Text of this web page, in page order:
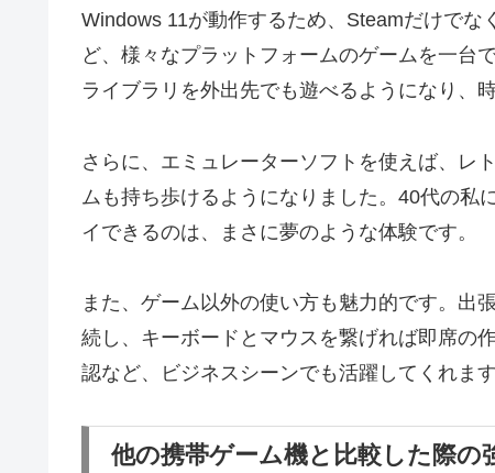
Windows 11が動作するため、Steamだけで
ど、様々なプラットフォームのゲームを一台
ライブラリを外出先でも遊べるようになり、
さらに、エミュレーターソフトを使えば、レ
ムも持ち歩けるようになりました。40代の私
イできるのは、まさに夢のような体験です。
また、ゲーム以外の使い方も魅力的です。出
続し、キーボードとマウスを繋げれば即席の
認など、ビジネスシーンでも活躍してくれます
他の携帯ゲーム機と比較した際の